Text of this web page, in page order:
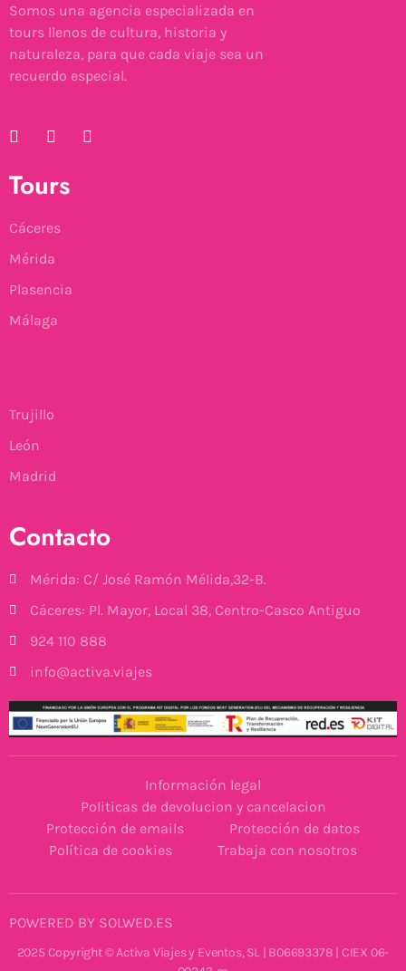
Somos una agencia especializada en
tours llenos de cultura, historia y
naturaleza, para que cada viaje sea un
recuerdo especial.
Tours
Cáceres
Mérida
Plasencia
Málaga
Trujillo
León
Madrid
Contacto
Mérida: C/ José Ramón Mélida,32-B.
Cáceres: Pl. Mayor, Local 38, Centro-Casco Antiguo
924 110 888
info@activa.viajes
Información legal
Politicas de devolucion y cancelacion
Protección de emails
Protección de datos
Política de cookies
Trabaja con nosotros
POWERED BY SOLWED.ES
2025 Copyright © Activa Viajes y Eventos, SL | B06693378 | CIEX 06-